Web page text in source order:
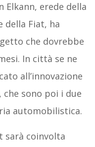
Elkann, erede della
della Fiat, ha
che dovrebbe
In città se ne
all’innovazione
che sono poi i due
automobilistica.
sarà coinvolta